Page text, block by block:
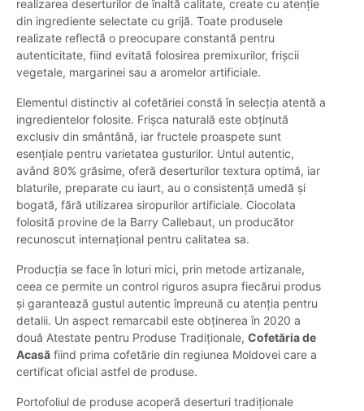
realizarea deserturilor de înaltă calitate, create cu atenție
din ingrediente selectate cu grijă. Toate produsele
realizate reflectă o preocupare constantă pentru
autenticitate, fiind evitată folosirea premixurilor, frișcii
vegetale, margarinei sau a aromelor artificiale.
Elementul distinctiv al cofetăriei constă în selecția atentă a
ingredientelor folosite. Frișca naturală este obținută
exclusiv din smântână, iar fructele proaspete sunt
esențiale pentru varietatea gusturilor. Untul autentic,
având 80% grăsime, oferă deserturilor textura optimă, iar
blaturile, preparate cu iaurt, au o consistență umedă și
bogată, fără utilizarea siropurilor artificiale. Ciocolata
folosită provine de la Barry Callebaut, un producător
recunoscut internațional pentru calitatea sa.
Producția se face în loturi mici, prin metode artizanale,
ceea ce permite un control riguros asupra fiecărui produs
și garantează gustul autentic împreună cu atenția pentru
detalii. Un aspect remarcabil este obținerea în 2020 a
două Atestate pentru Produse Tradiționale, Cofetăria de
Acasă fiind prima cofetărie din regiunea Moldovei care a
certificat oficial astfel de produse.
Portofoliul de produse acoperă deserturi tradiționale